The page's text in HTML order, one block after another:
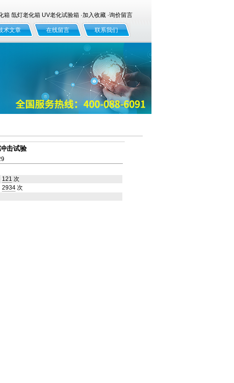
箱 氙灯老化箱 UV老化试验箱 ·加入收藏·询价留言
术文章 在线留言 联系我们
击试验
121 次
2934次